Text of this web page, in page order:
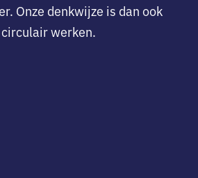
Onze denkwijze is dan ook
werken.